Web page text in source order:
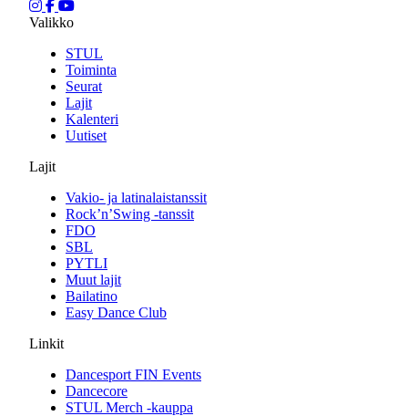
Valikko
STUL
Toiminta
Seurat
Lajit
Kalenteri
Uutiset
Lajit
Vakio- ja latinalaistanssit
Rock’n’Swing -tanssit
FDO
SBL
PYTLI
Muut lajit
Bailatino
Easy Dance Club
Linkit
Dancesport FIN Events
Dancecore
STUL Merch -kauppa